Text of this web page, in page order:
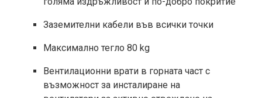
Заземителни кабели във всички точки
Максимално тегло 80 kg
Вентилационни врати в горната част с
възможност за инсталиране на